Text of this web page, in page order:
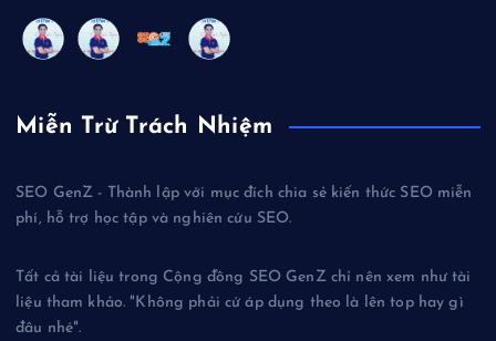
Miễn Trừ Trách Nhiệm
SEO GenZ - Thành lập với mục đích chia sẻ kiến thức SEO miễn
phí, hỗ trợ học tập và nghiên cứu SEO.
Tất cả tài liệu trong Cộng đồng SEO GenZ chỉ nên xem như tài
liệu tham khảo. "Không phải cứ áp dụng theo là lên top hay gì
đâu nhé".